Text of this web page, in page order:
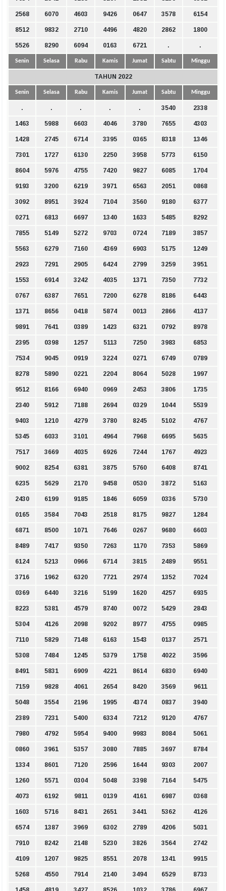
2568 6070 4603 9426 0647 3578 6154
8512 9832 2710 4496 4820 2862 1800
5526 8290 6094 0163 6721 . .
Senin Selasa Rabu Kamis Jumat Sabtu Minggu
TAHUN 2022
Senin Selasa Rabu Kamis Jumat Sabtu Minggu
. . . . . 3540 2338
1463 5988 6603 4046 3780 7655 4303
1428 2745 6714 3395 0365 8318 1346
7301 1727 6130 2250 3958 5773 6150
8604 5976 4755 7420 9827 6085 1704
9193 3200 6219 3971 6563 2051 0868
3092 8951 3924 7104 3560 9180 6377
0271 6813 6697 1340 1633 5485 8292
7855 5149 5272 9703 0724 7189 3857
5563 6279 7160 4369 6903 5175 1249
2923 7291 2905 6424 2799 3259 3951
1553 6914 3242 4035 1371 7350 7732
0767 6387 7651 7200 6278 8186 6443
1371 8656 0418 5874 0013 2866 4137
9891 7641 0389 1423 6321 0792 8978
2395 0398 1257 5113 7250 3983 6853
7534 9045 0919 3224 0271 6749 0789
8278 5890 0221 2204 8064 5028 1997
9512 8166 6940 0969 2453 3806 1735
2340 5912 7188 2694 0329 1044 5539
9403 1210 4279 3780 8245 5102 4767
5345 6033 3101 4964 7968 6695 5635
7517 3669 4035 6926 7244 1767 4923
9002 8254 6381 3875 5760 6408 8741
6235 5629 2170 9458 0530 3872 5163
2430 6199 9185 1846 6059 0336 5730
0165 3584 7043 2518 8175 9827 1284
6871 8500 1071 7646 0267 9680 6603
8489 7417 9350 7263 1170 7353 5869
6124 5213 0966 6714 3815 2489 9551
3716 1962 6320 7721 2974 1352 7024
0369 6440 3216 5199 1620 4257 6935
8223 5381 4579 8740 0072 5429 2843
5304 4126 2098 9202 8977 4755 0985
7110 5829 7148 6163 1543 0137 2571
5308 7484 1245 5379 1758 4022 3596
8491 5831 6909 4221 8614 6830 6940
7159 9828 4061 2654 8420 3569 9611
5048 3554 2196 1995 4374 0837 3940
2389 7231 5400 6334 7212 9120 4767
7980 4792 5954 9400 9983 8084 5061
0860 3961 5357 3080 7885 3697 8784
1334 8601 7120 2596 1644 9303 2007
1260 5571 0304 5048 3398 7164 5475
4073 6192 9811 0139 4161 6987 0368
1603 5716 8431 2651 3441 5362 4126
6574 1387 3969 6302 2789 4206 5031
7910 8242 2148 5230 3826 3564 2742
4109 1207 9825 8551 2078 1341 9915
5268 4550 7914 2140 3494 6529 8733